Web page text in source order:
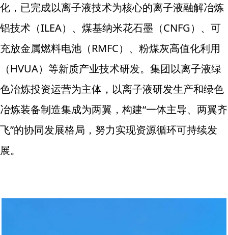
化，已完成以离子液技术为核心的离子液融解冶炼
铝技术（ILEA）、煤基纳米花石墨（CNFG）、可
充放金属燃料电池（RMFC）、粉煤灰高值化利用
（HVUA）等新质产业技术研发。集团以离子液绿
色冶炼投资运营为主体，以离子液研发生产和绿色
冶炼装备制造集成为两翼，构建“一体主导、两翼齐
飞”的协同发展格局，努力实现资源循环可持续发
展。